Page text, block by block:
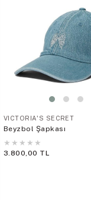
VICTORIA'S SECRET
Beyzbol Şapkası
★ ★ ★ ★ ★
3.800,00 TL